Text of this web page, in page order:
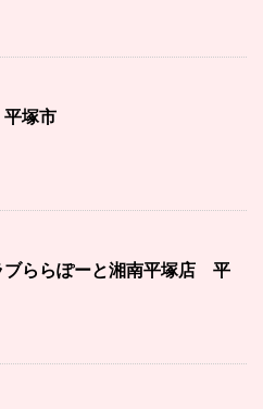
塚市
ブららぽーと湘南平塚店 平